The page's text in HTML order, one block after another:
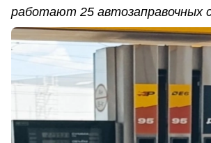
работают 25 автозаправочных